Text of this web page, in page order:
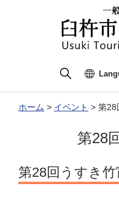
ホーム > イベント > 第28
第28
第28回うすき竹